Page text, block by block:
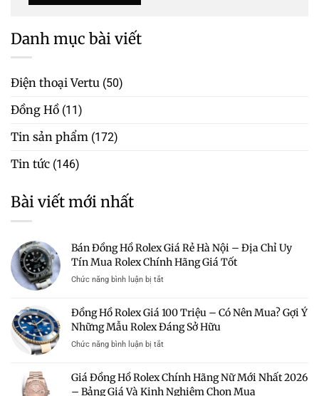
Danh mục bài viết
Điện thoại Vertu (50)
Đồng Hồ (11)
Tin sản phẩm (172)
Tin tức (146)
Bài viết mới nhất
Bán Đồng Hồ Rolex Giá Rẻ Hà Nội – Địa Chỉ Uy
Tín Mua Rolex Chính Hãng Giá Tốt
Chức năng bình luận bị tắtở
Hồ
Rolex
Nội
–
Đồng Hồ Rolex Giá 100 Triệu – Có Nên Mua? Gợi Ý
Những Mẫu Rolex Đáng Sở Hữu
Chức năng bình luận bị tắtở
Rolex
Giá
Giá Đồng Hồ Rolex Chính Hãng Nữ Mới Nhất 2026
– Bảng Giá Và Kinh Nghiệm Chọn Mua